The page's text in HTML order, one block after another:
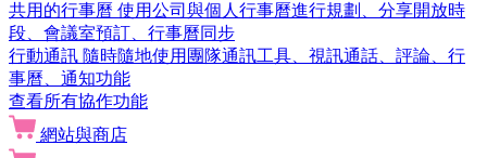
共用的行事曆 使用公司與個人行事曆進行規劃、分享開放時
段、會議室預訂、行事曆同步
行動通訊 隨時隨地使用團隊通訊工具、視訊通話、評論、行
事曆、通知功能
查看所有協作功能
網站與商店